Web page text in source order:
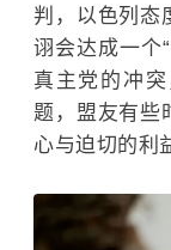
判，以色列态
诩会达成一个
真主党的冲
题，盟友有些
心与迫切的利